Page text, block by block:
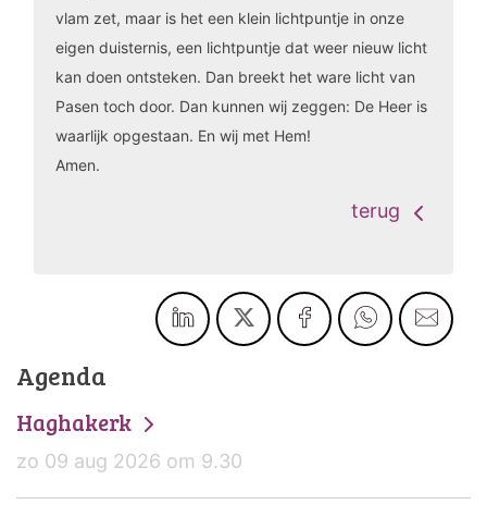
vlam zet, maar is het een klein lichtpuntje in onze
eigen duisternis, een lichtpuntje dat weer nieuw licht
kan doen ontsteken. Dan breekt het ware licht van
Pasen toch door. Dan kunnen wij zeggen: De Heer is
waarlijk opgestaan. En wij met Hem!
Amen.
terug
Agenda
Haghakerk
zo 09 aug 2026 om 9.30